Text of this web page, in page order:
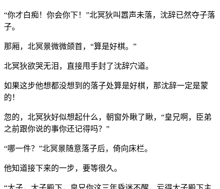
“你才白痴！你会你下！”北冥狄叫嚣声未落，沈辞已然夺子落
子。
那厢，北冥景微微颌首，“算是好棋。”
北冥狄欲哭无泪，直接甩手封了沈辞穴道。
如果这步他想都没想到的落子处算是好棋，那沈辞一定是蒙
的！
忽的，北冥狄好似想起什么，朝窗外瞅了瞅，“皇兄啊，臣弟
之前跟你说的事你还记得吗？”
“哪一件？”北冥景随意落子后，倚向床栏。
他知道接下来的一步，要等很久。